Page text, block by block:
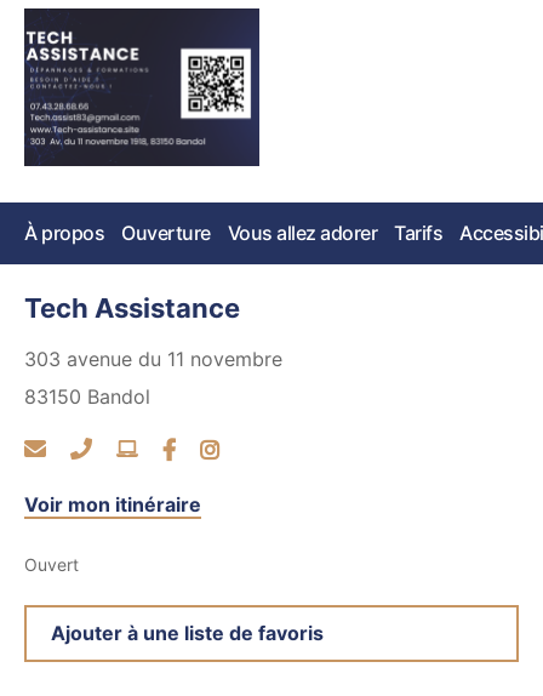
À propos Ouverture Vous allez adorer Tarifs
Tech Assistance
303 avenue du 11 novembre
83150 Bandol
Voir mon itinéraire
Ouvert
Ajouter à une liste de favoris